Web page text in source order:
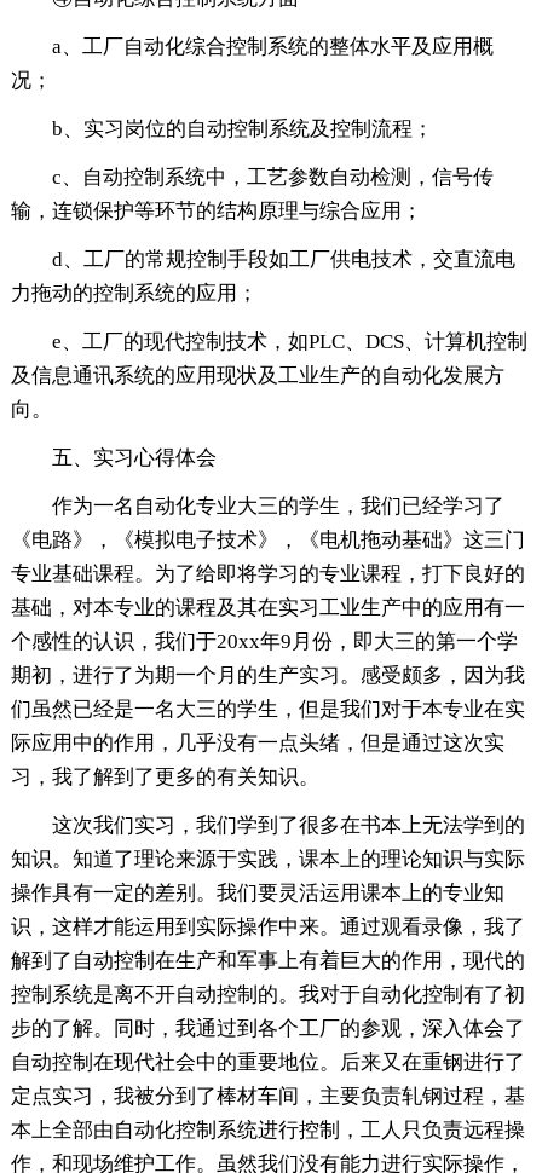
a、工厂自动化综合控制系统的整体水平及应用概
况；
b、实习岗位的自动控制系统及控制流程；
c、自动控制系统中，工艺参数自动检测，信号传
输，连锁保护等环节的结构原理与综合应用；
d、工厂的常规控制手段如工厂供电技术，交直流电
力拖动的控制系统的应用；
e、工厂的现代控制技术，如PLC、DCS、计算机控制
及信息通讯系统的应用现状及工业生产的自动化发展方
向。
五、实习心得体会
作为一名自动化专业大三的学生，我们已经学习了
《电路》，《模拟电子技术》，《电机拖动基础》这三门
专业基础课程。为了给即将学习的专业课程，打下良好的
基础，对本专业的课程及其在实习工业生产中的应用有一
个感性的认识，我们于20xx年9月份，即大三的第一个学
期初，进行了为期一个月的生产实习。感受颇多，因为我
们虽然已经是一名大三的学生，但是我们对于本专业在实
际应用中的作用，几乎没有一点头绪，但是通过这次实
习，我了解到了更多的有关知识。
这次我们实习，我们学到了很多在书本上无法学到的
知识。知道了理论来源于实践，课本上的理论知识与实际
操作具有一定的差别。我们要灵活运用课本上的专业知
识，这样才能运用到实际操作中来。通过观看录像，我了
解到了自动控制在生产和军事上有着巨大的作用，现代的
控制系统是离不开自动控制的。我对于自动化控制有了初
步的了解。同时，我通过到各个工厂的参观，深入体会了
自动控制在现代社会中的重要地位。后来又在重钢进行了
定点实习，我被分到了棒材车间，主要负责轧钢过程，基
本上全部由自动化控制系统进行控制，工人只负责远程操
作，和现场维护工作。虽然我们没有能力进行实际操作，